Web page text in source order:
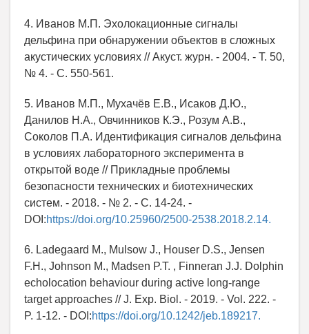
4. Иванов М.П. Эхолокационные сигналы
дельфина при обнаружении объектов в сложных
акустических условиях // Акуст. журн. - 2004. - Т. 50,
№ 4. - С. 550-561.
5. Иванов М.П., Мухачёв Е.В., Исаков Д.Ю.,
Данилов Н.А., Овчинников К.Э., Розум А.В.,
Соколов П.А. Идентификация сигналов дельфина
в условиях лабораторного эксперимента в
открытой воде // Прикладные проблемы
безопасности технических и биотехнических
систем. - 2018. - № 2. - С. 14-24. -
DOI:https://doi.org/10.25960/2500-2538.2018.2.14.
6. Ladegaard M., Mulsow J., Houser D.S., Jensen
F.H., Johnson M., Madsen P.T. , Finneran J.J. Dolphin
echolocation behaviour during active long-range
target approaches // J. Exp. Biol. - 2019. - Vol. 222. -
P. 1-12. - DOI:https://doi.org/10.1242/jeb.189217.